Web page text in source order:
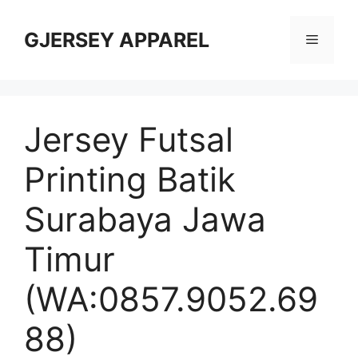
contentGJERSEY APPAREL Menu
Jersey Futsal
Printing Batik
Surabaya Jawa
Timur
(WA:0857.9052.69
88)